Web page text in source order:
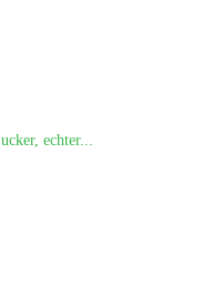
echter...